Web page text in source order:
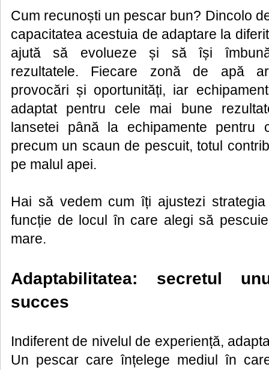
Cum recunoști un pescar bun? Dincolo
capacitatea acestuia de adaptare la
ajută să evolueze și să își
rezultatele. Fiecare zonă de apă
provocări și oportunități, iar
adaptat pentru cele mai bune
lansetei până la echipamente pentru
precum un scaun de pescuit, totul
pe malul apei.
Hai să vedem cum îți ajustezi
funcție de locul în care alegi să
mare.
Adaptabilitatea: secretul
succes
Indiferent de nivelul de experiență,
Un pescar care înțelege mediul în